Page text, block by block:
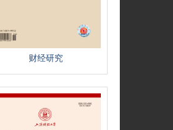
财经研究